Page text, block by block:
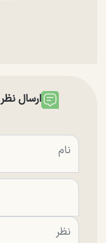
ارسال نظر